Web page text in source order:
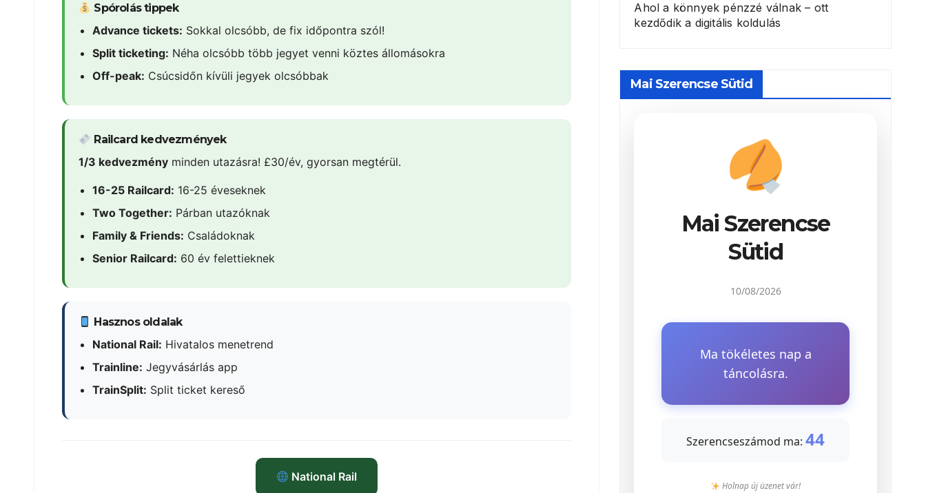
Spórolás tippek
Advance tickets: Sokkal olcsóbb, de fix időpontra szól!
Split ticketing: Néha olcsóbb több jegyet venni köztes állomásokra
Off-peak: Csúcsidőn kívüli jegyek olcsóbbak
Railcard kedvezmények
1/3 kedvezmény minden utazásra! £30/év, gyorsan megtérül.
16-25 Railcard: 16-25 éveseknek
Two Together: Párban utazóknak
Family & Friends: Családoknak
Senior Railcard: 60 év felettieknek
Hasznos oldalak
National Rail: Hivatalos menetrend
Trainline: Jegyvásárlás app
TrainSplit: Split ticket kereső
National Rail
Ahol a könnyek pénzzé válnak – ott
kezdődik a digitális koldulás
Mai Szerencse Sütid
Mai Szerencse
Sütid
10/08/2026
Ma tökéletes nap a
táncolásra.
Szerencseszámod ma:44
Holnap új üzenet vár!